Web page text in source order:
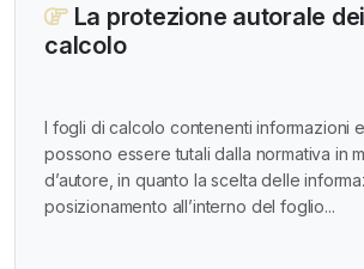
La protezione autorale
calcolo
I fogli di calcolo contenenti informazioni
possono essere tutali dalla normativa in
d’autore, in quanto la scelta delle
posizionamento all’interno del foglio...